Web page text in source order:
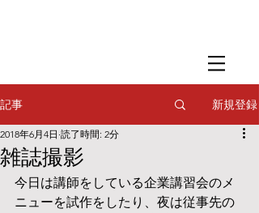
フードスタイリング
記事 新規登録
雑誌撮影
2018年6月4日 読了時間: 2分
今日は講師をしている企業講習会のメ
ニューを試作をしたり、夜は従事先の